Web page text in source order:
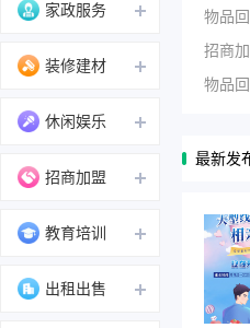
家政服务
装修建材
休闲娱乐
招商加盟
教育培训
出租出售
物品
招商
物品
最新发